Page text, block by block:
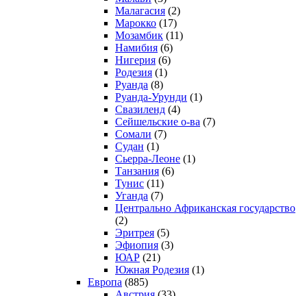
Малагасия (2)
Марокко (17)
Мозамбик (11)
Намибия (6)
Нигерия (6)
Родезия (1)
Руанда (8)
Руанда-Урунди (1)
Свазиленд (4)
Сейшельские о-ва (7)
Сомали (7)
Судан (1)
Сьерра-Леоне (1)
Танзания (6)
Тунис (11)
Уганда (7)
Центрально Африканская государство
(2)
Эритрея (5)
Эфиопия (3)
ЮАР (21)
Южная Родезия (1)
Европа (885)